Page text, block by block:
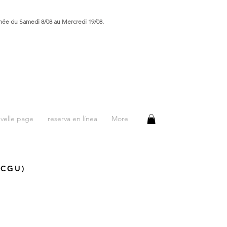
du Samedi 8/08 au Mercredi 19/08.
page reserva en línea More